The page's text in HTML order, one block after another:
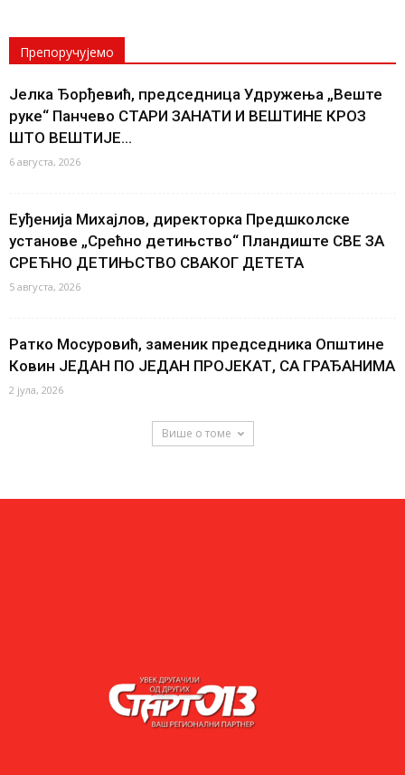
Препоручујемо
Јелка Ђорђевић, председница Удружења „Веште
руке“ Панчево СТАРИ ЗАНАТИ И ВЕШТИНЕ КРОЗ
ШТО ВЕШТИЈЕ...
6 августа, 2026
Еуђенија Михајлов, директорка Предшколске
установе „Срећно детињство“ Пландиште СВЕ ЗА
СРЕЋНО ДЕТИЊСТВО СВАКОГ ДЕТЕТА
5 августа, 2026
Ратко Мосуровић, заменик председника Општине
Ковин ЈЕДАН ПО ЈЕДАН ПРОЈЕКАТ, СА ГРАЂАНИМА
2 јула, 2026
Више о томе